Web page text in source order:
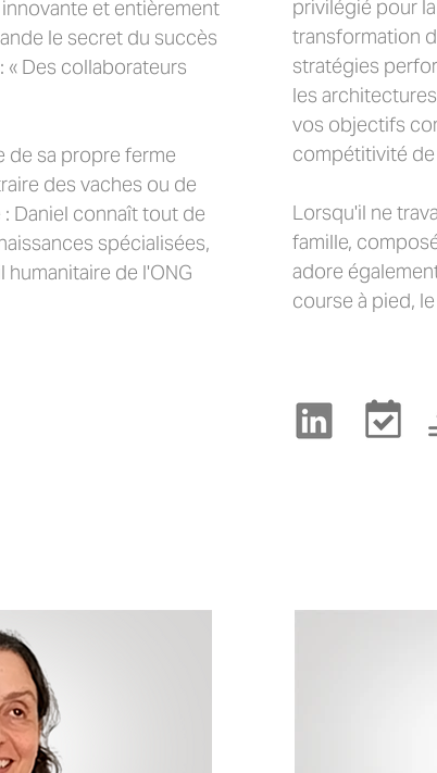
et entièrement
le secret du succès
« Des collaborateurs
de sa propre ferme
des vaches ou de
Daniel connaît tout de
spécialisées,
de l'ONG
privilégié pour
transformation
stratégies
les
vos objectifs
compétitivité
Lorsqu'il ne
famille,
adore
course à pied,